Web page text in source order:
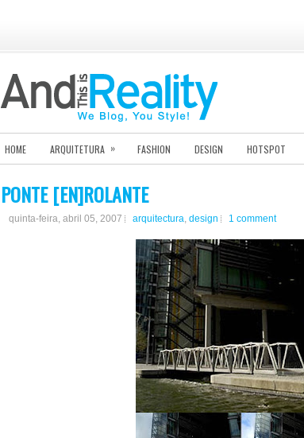
HOME ARQUITETURA » FASHION DESIGN HOTSPOT
PONTE [EN]ROLANTE
quinta-feira, abril 05, 2007 arquitectura, design 1 comment